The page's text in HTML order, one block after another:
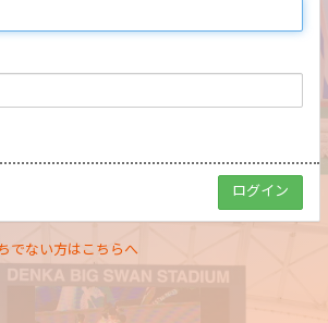
でない方はこちらへ